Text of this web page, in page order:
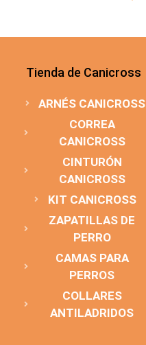
Tienda de Canicross
ARNÉS CANICROSS
CORREA
CANICROSS
CINTURÓN
CANICROSS
KIT CANICROSS
ZAPATILLAS DE
PERRO
CAMAS PARA
PERROS
COLLARES
ANTILADRIDOS